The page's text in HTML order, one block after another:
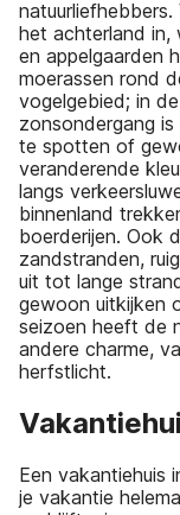
het achterland in,
en appelgaarden
moerassen rond
vogelgebied; in
zonsondergang
te spotten of
veranderende
langs
binnenland
boerderijen. Ook
zandstranden,
uit tot lange
gewoon uitkijken
seizoen heeft de
andere charme,
herfstlicht.
Een vakantiehuis
je vakantie